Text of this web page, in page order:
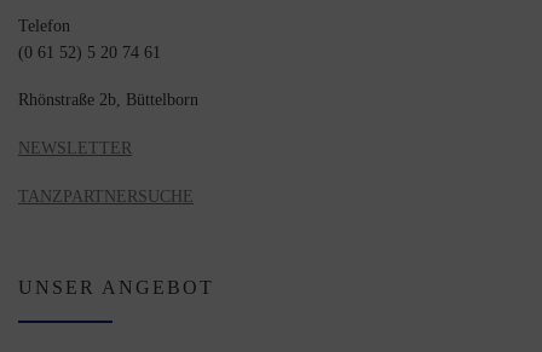
Telefon
(0 61 52) 5 20 74 61
Rhönstraße 2b, Büttelborn
NEWSLETTER
TANZPARTNERSUCHE
UNSER ANGEBOT